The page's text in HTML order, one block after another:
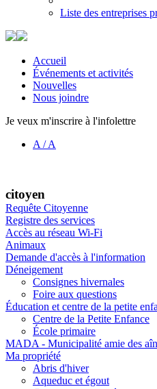
Liste des entreprises
Accueil
Événements et activités
Nouvelles
Nous joindre
Je veux m'inscrire à l'infolettre
A /A
citoyen
Requête Citoyenne
Registre des services
Accès au réseau Wi-Fi
Animaux
Demande d'accès à l'information
Déneigement
Consignes hivernales
Foire aux questions
Éducation et centre de la petite
Centre de la Petite Enfance
École primaire
MADA - Municipalité amie des
Ma propriété
Abris d'hiver
Aqueduc et égout